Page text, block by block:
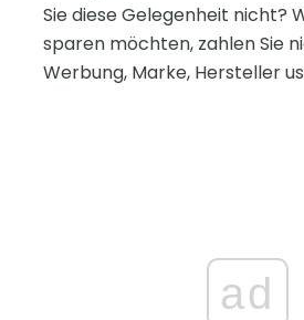
Sie diese Gelegenheit nicht?
sparen möchten, zahlen Sie
Werbung, Marke, Hersteller
ad